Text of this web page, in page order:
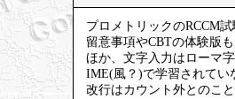
プロメトリックのRCCM
留意事項やCBTの体験版も
ほか、文字入力はローマ
IME(風？)で学習されてい
改行はカウント外とのこと